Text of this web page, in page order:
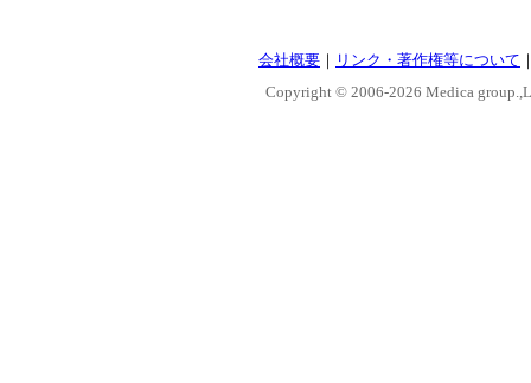
会社概要 ｜ リンク・著作権等について
Copyright © 2006-2026 Medica